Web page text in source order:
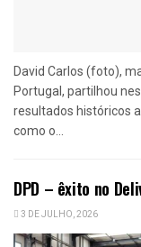
David Carlos (foto),
Portugal, partilhou
resultados históricos
como o...
DPD – êxito no
3 DE JULHO, 2026